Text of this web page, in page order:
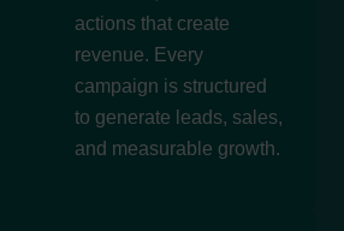
actions that create
revenue. Every
campaign is structured
to generate leads, sales,
and measurable growth.